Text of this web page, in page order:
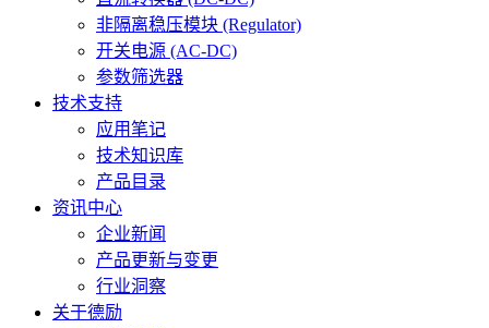
非隔离稳压模块 (Regulator)
开关电源 (AC-DC)
参数筛选器
技术支持
应用笔记
技术知识库
产品目录
资讯中心
企业新闻
产品更新与变更
行业洞察
关于德励